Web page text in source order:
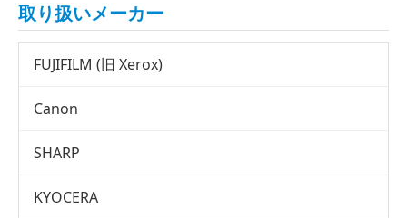
取り扱いメーカー
FUJIFILM (旧 Xerox)
Canon
SHARP
KYOCERA